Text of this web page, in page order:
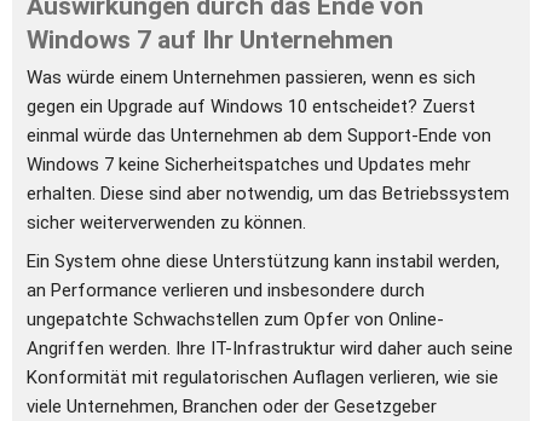
Auswirkungen durch das Ende von
Windows 7 auf Ihr Unternehmen
Was würde einem Unternehmen passieren, wenn es sich
gegen ein Upgrade auf Windows 10 entscheidet? Zuerst
einmal würde das Unternehmen ab dem Support-Ende von
Windows 7 keine Sicherheitspatches und Updates mehr
erhalten. Diese sind aber notwendig, um das Betriebssystem
sicher weiterverwenden zu können.
Ein System ohne diese Unterstützung kann instabil werden,
an Performance verlieren und insbesondere durch
ungepatchte Schwachstellen zum Opfer von Online-
Angriffen werden. Ihre IT-Infrastruktur wird daher auch seine
Konformität mit regulatorischen Auflagen verlieren, wie sie
viele Unternehmen, Branchen oder der Gesetzgeber